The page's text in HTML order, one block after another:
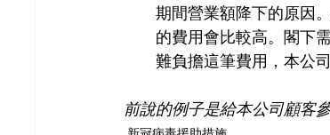
期間營業額降下的原因
的費用會比較高。閣下
難負擔這筆費用，本公
前說的例子是給本公司顧客